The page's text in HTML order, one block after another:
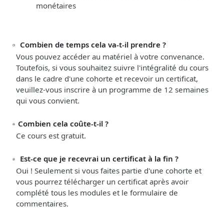
monétaires
Combien de temps cela va-t-il prendre ?
Vous pouvez accéder au matériel à votre convenance.
Toutefois, si vous souhaitez suivre l'intégralité du cours
dans le cadre d'une cohorte et recevoir un certificat,
veuillez-vous inscrire à un programme de 12 semaines
qui vous convient.
Combien cela coûte-t-il ?
Ce cours est gratuit.
Est-ce que je recevrai un certificat à la fin ?
Oui ! Seulement si vous faites partie d'une cohorte et
vous pourrez télécharger un certificat après avoir
complété tous les modules et le formulaire de
commentaires.